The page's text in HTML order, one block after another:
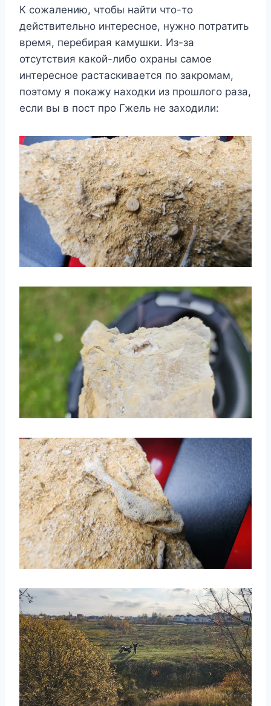
К сожалению, чтобы найти что-то
действительно интересное, нужно потратить
время, перебирая камушки. Из-за
отсутствия какой-либо охраны самое
интересное растаскивается по закромам,
поэтому я покажу находки из прошлого раза,
если вы в пост про Гжель не заходили: